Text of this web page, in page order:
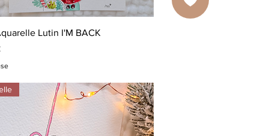
Aperçu rapide
Lutin I'M BACK